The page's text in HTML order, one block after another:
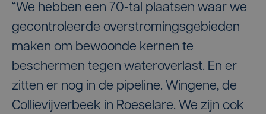
“We hebben een 70-tal plaatsen waar we
gecontroleerde overstromingsgebieden
maken om bewoonde kernen te
beschermen tegen wateroverlast. En er
zitten er nog in de pipeline. Wingene, de
Collievijverbeek in Roeselare. We zijn ook